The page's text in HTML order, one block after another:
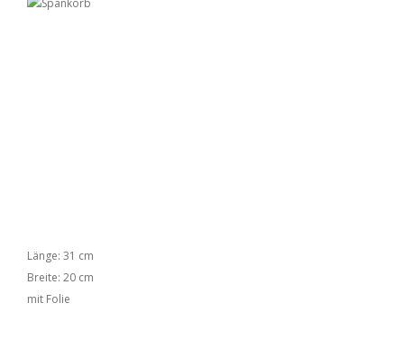
Länge: 31 cm
Breite: 20 cm
mit Folie